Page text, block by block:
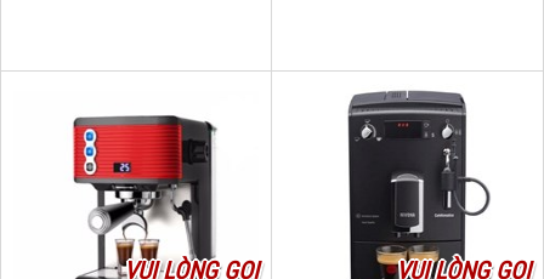
VUI LÒNG GỌI VUI LÒNG GỌI